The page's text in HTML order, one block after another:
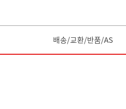
배송/교환/반품/AS